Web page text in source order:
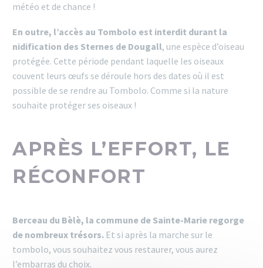
météo et de chance !
En outre, l’accès au Tombolo est interdit durant la
nidification des Sternes de Dougall, une espèce d’oiseau
protégée. Cette période pendant laquelle les oiseaux
couvent leurs œufs se déroule hors des dates où il est
possible de se rendre au Tombolo. Comme si la nature
souhaite protéger ses oiseaux !
APRÈS L’EFFORT, LE
RÉCONFORT
Berceau du Bèlè, la commune de Sainte-Marie regorge
de nombreux trésors. Et si après la marche sur le
tombolo, vous souhaitez vous restaurer, vous aurez
l’embarras du choix.